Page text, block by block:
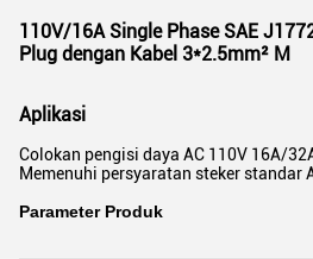
110V/16A Single Phase SAE
Plug dengan Kabel 3*2.5mm² M
Aplikasi
Colokan pengisi daya AC 110V 16A/
Memenuhi persyaratan steker standar
Parameter Produk